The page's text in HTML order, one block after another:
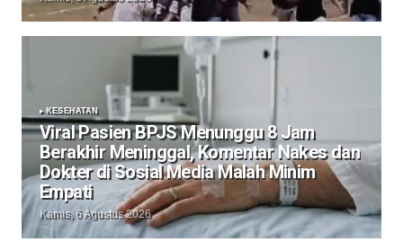
KESEHATAN
Viral Pasien BPJS Menunggu 8 Jam
Berakhir Meninggal, Komentar Nakes dan
Dokter di Sosial Media Malah Minim
Empati
Kamis, 6 Agustus 2026